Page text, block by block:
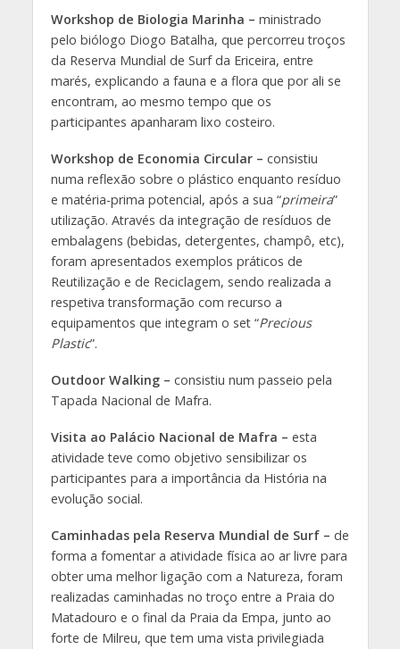
Workshop de Biologia Marinha – ministrado
pelo biólogo Diogo Batalha, que percorreu troços
da Reserva Mundial de Surf da Ericeira, entre
marés, explicando a fauna e a flora que por ali se
encontram, ao mesmo tempo que os
participantes apanharam lixo costeiro.
Workshop de Economia Circular – consistiu
numa reflexão sobre o plástico enquanto resíduo
e matéria-prima potencial, após a sua “primeira”
utilização. Através da integração de resíduos de
embalagens (bebidas, detergentes, champô, etc),
foram apresentados exemplos práticos de
Reutilização e de Reciclagem, sendo realizada a
respetiva transformação com recurso a
equipamentos que integram o set “Precious
Plastic”.
Outdoor Walking – consistiu num passeio pela
Tapada Nacional de Mafra.
Visita ao Palácio Nacional de Mafra – esta
atividade teve como objetivo sensibilizar os
participantes para a importância da História na
evolução social.
Caminhadas pela Reserva Mundial de Surf – de
forma a fomentar a atividade física ao ar livre para
obter uma melhor ligação com a Natureza, foram
realizadas caminhadas no troço entre a Praia do
Matadouro e o final da Praia da Empa, junto ao
forte de Milreu, que tem uma vista privilegiada